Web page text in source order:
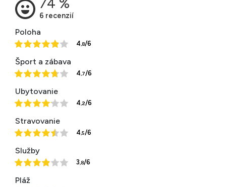
Poloha
4,8/6
Šport a zábava
4,7/6
Ubytovanie
4,2/6
Stravovanie
4,5/6
Služby
3,8/6
Pláž